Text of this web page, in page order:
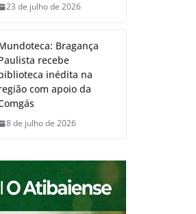
23 de julho de 2026
Bragança
recebe
inédita na
com apoio da
8 de julho de 2026